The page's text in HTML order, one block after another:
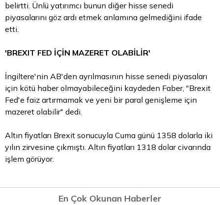
belirtti. Ünlü yatırımcı bunun diğer hisse senedi
piyasalarını göz ardı etmek anlamına gelmediğini ifade
etti.
'BREXIT FED İÇİN MAZERET OLABİLİR'
İngiltere'nin AB'den ayrılmasının hisse senedi piyasaları
için kötü haber olmayabileceğini kaydeden Faber, "Brexit
Fed'e faiz artırmamak ve yeni bir paral genişleme için
mazeret olabilir" dedi.
Altın fiyatları Brexit sonucuyla Cuma günü 1358 dolarla iki
yılın zirvesine çıkmıştı. Altın fiyatları 1318 dolarcivarında
işlem görüyor.
En Çok Okunan Haberler